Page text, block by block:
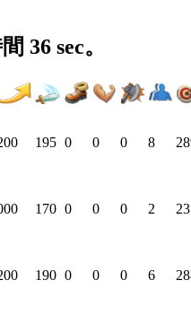
36 sec。
195 0 0 0 8
170 0 0 0 2
190 0 0 0 6